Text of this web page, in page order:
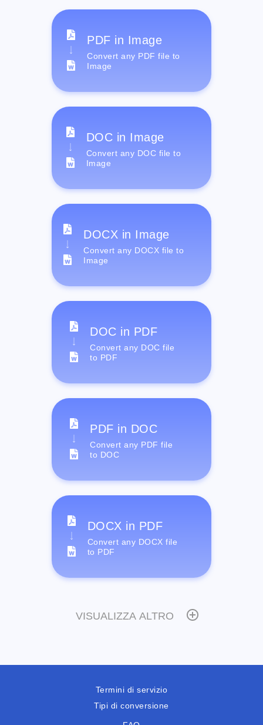
PDF in Image
Convert any PDF file to
Image
DOC in Image
Convert any DOC file to
Image
DOCX in Image
Convert any DOCX file to
Image
DOC in PDF
Convert any DOC file
to PDF
PDF in DOC
Convert any PDF file
to DOC
DOCX in PDF
Convert any DOCX file
to PDF
VISUALIZZA ALTRO
Termini di servizio
Tipi di conversione